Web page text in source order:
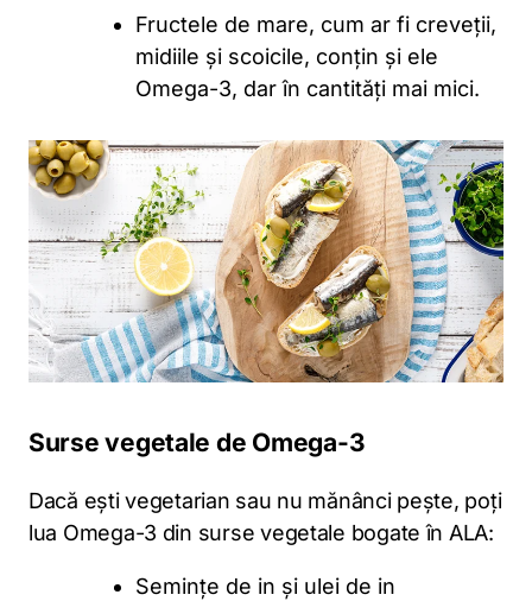
Fructele de mare, cum ar fi creveții,
midiile și scoicile, conțin și ele
Omega-3, dar în cantități mai mici.
Surse vegetale de Omega-3
Dacă ești vegetarian sau nu mănânci pește, poți
lua Omega-3 din surse vegetale bogate în ALA:
Semințe de in și ulei de in